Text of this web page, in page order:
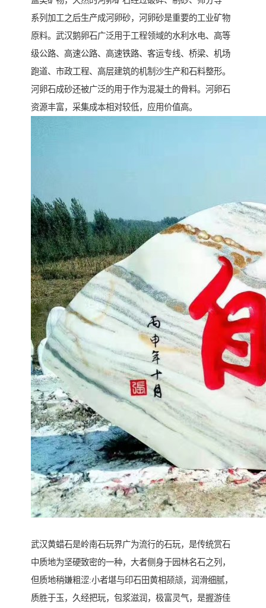
系列加工之后生产成河卵砂，河卵砂是重要的工业矿物
原料。武汉鹅卵石广泛用于工程领域的水利水电、高等
级公路、高速公路、高速铁路、客运专线、桥梁、机场
跑道、市政工程、高层建筑的机制沙生产和石料整形。
河卵石成砂还被广泛的用于作为混凝土的骨料。河卵石
资源丰富，采集成本相对较低，应用价值高。
武汉黄蜡石是岭南石玩界广为流行的石玩，是传统赏石
中质地为坚硬致密的一种，大者侧身于园林名石之列，
但质地稍嫌粗涩:小者堪与印石田黄相颉颃，润滑细腻，
质胜于玉，久经把玩，包浆滋润，极富灵气，是握游佳